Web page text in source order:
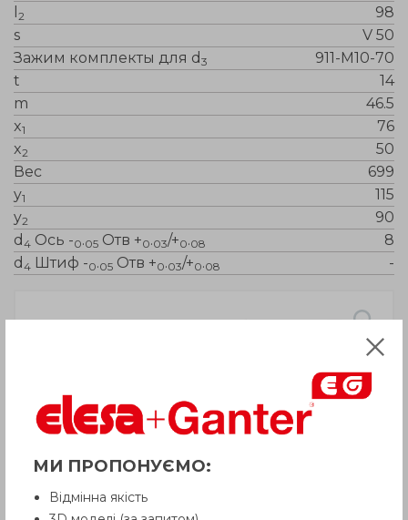
2
98
s
V 50
Зажим комплекты для d 3
911-M10-70
t
14
m
46.5
x1
76
x2
50
Вес
699
y1
115
y2
90
d 4 Ось -0.05 Отв +0.03/+0.08
8
d 4 Штиф -0.05 Отв +0.03/+0.08 -
МИ ПРОПОНУЄМО:
Відмінна якість